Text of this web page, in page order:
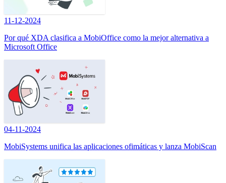
11-12-2024
Por qué XDA clasifica a MobiOffice como la mejor alternativa a
Microsoft Office
04-11-2024
MobiSystems unifica las aplicaciones ofimáticas y lanza MobiScan